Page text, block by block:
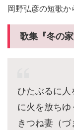
岡野弘彦の短歌か
歌集『冬の
ひたぶるに人
に火を放ちゆ
きつね妻（